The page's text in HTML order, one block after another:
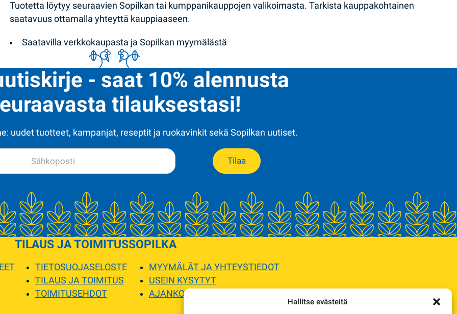
Hallitse evästeitä
Tuotetta löytyy seuraavien Sopilkan tai kumppanikauppojen valikoimasta. Tarkista kauppakohtainen
saatavuus ottamalla yhteyttä kauppiaaseen.
Saatavilla verkkokaupasta ja Sopilkan myymälästä
- saat 10% alennusta
tilauksestasi!
uudet tuotteet, kampanjat, reseptit ja ruokavinkit sekä Sopilkan uutiset.
Tilaa
TILAUS JA TOIMITUS
TIETOSUOJASELOSTE
TILAUS JA TOIMITUS
TOIMITUSEHDOT
SOPILKA
MYYMÄLÄT JA YHTEYSTIEDOT
USEIN KYSYTYT
AJANKOHTAISTA